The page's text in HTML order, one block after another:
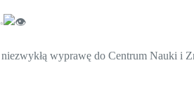
wyprawę do Centrum Nauki